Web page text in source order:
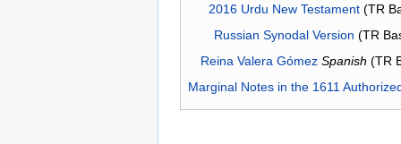
2016 Urdu New Testament(TR
Russian Synodal Version (TR
Reina Valera Gómez Spanish (TR
Marginal Notes in the 1611